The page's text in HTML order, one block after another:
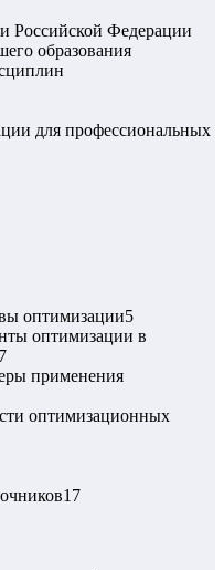
Российской Федерации
образования
для профессиональных
оптимизации5
оптимизации в
7
применения
оптимизационных
17